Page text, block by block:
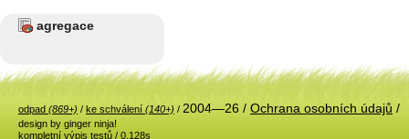
agregace
odpad (869+) / ke schválení (140+) / 2004—26 / Ochrana osobních údajů /
design by ginger ninja!
kompletní výpis testů / 0.128s